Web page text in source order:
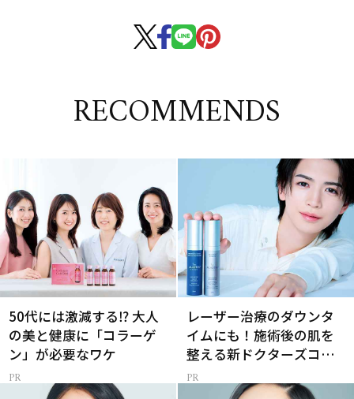
RECOMMENDS
50代には激減する⁉ 大人
の美と健康に「コラーゲ
ン」が必要なワケ
レーザー治療のダウンタ
イムにも！施術後の肌を
整える新ドクターズコス
メ